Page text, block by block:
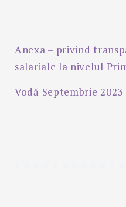
Anexa – privind
salariale la nivelul
Vodă Septembrie 2023